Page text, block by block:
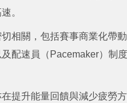
。
相關，包括賽事商業化帶
配速員（Pacemaker）制
提升能量回饋與減少疲勞